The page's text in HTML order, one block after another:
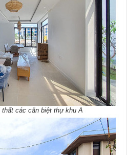
thất các căn biệt thự khu A